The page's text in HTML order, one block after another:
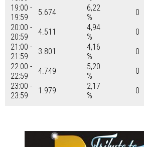
19:00 -
19:59
5.674
6,22
%
0
20:00 -
20:59
4.511
4,94
%
0
21:00 -
21:59
3.801
4,16
%
0
22:00 -
22:59
4.749
5,20
%
0
23:00 -
23:59
1.979
2,17
%
0